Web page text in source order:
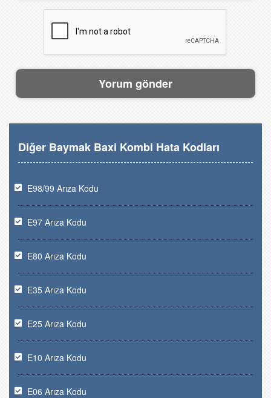
Diğer Baymak Baxi Kombi Hata Kodları
E98/99 Arıza Kodu
E97 Arıza Kodu
E80 Arıza Kodu
E35 Arıza Kodu
E25 Arıza Kodu
E10 Arıza Kodu
E06 Arıza Kodu